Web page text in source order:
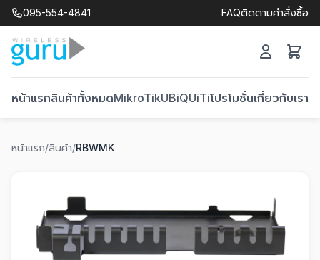
095-554-4841 FAQติดตามคำสั่งซื้อ
หน้าแรกสินค้าทั้งหมดMikroTikUBiQUiTiโปรโมชั่นเกี่ยวกับเรา
หน้าแรก/สินค้า/RBWMK